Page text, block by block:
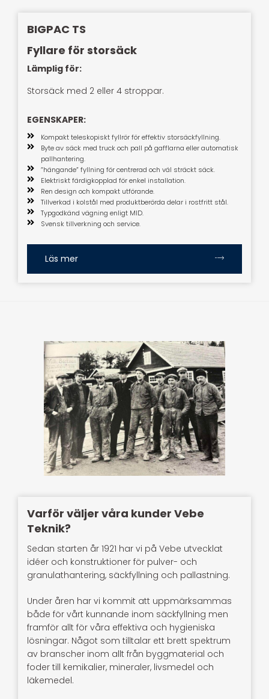
BIGPAC TS
Fyllare för storsäck
Lämplig för:
Storsäck med 2 eller 4 stroppar.
EGENSKAPER:
Kompakt teleskopiskt fyllrör för effektiv storsäckfyllning.
Byte av säck med truck och pall på gafflarna eller automatisk
pallhantering.
”hängande” fyllning för centrerad och väl sträckt säck.
Elektriskt färdigkopplad för enkel installation.
Ren design och kompakt utförande.
Tillverkad i kolstål med produktberörda delar i rostfritt stål.
Typgodkänd vägning enligt MID.
Svensk tillverkning och service.
Läs mer
Varför väljer våra kunder Vebe
Teknik?
Sedan starten år 1921 har vi på Vebe utvecklat
idéer och konstruktioner för pulver- och
granulathantering, säckfyllning och pallastning.
Under åren har vi kommit att uppmärksammas
både för vårt kunnande inom säckfyllning men
framför allt för våra effektiva och hygieniska
lösningar. Något som tilltalar ett brett spektrum
av branscher inom allt från byggmaterial och
foder till kemikalier, mineraler, livsmedel och
läkemedel.